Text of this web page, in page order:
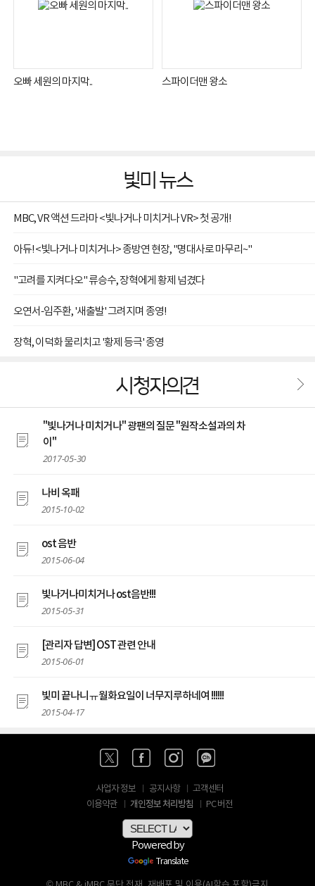
오빠 세원의 마지막.. 스파이더맨 왕소
빛미 뉴스
MBC, VR 액션 드라마 <빛나거나 미치거나 VR> 첫 공개!
아듀! <빛나거나 미치거나> 종방연 현장, "명대사로 마무리~"
"고려를 지켜다오" 류승수, 장혁에게 황제 넘겼다
오연서-임주환, '새출발' 그려지며 종영!
장혁, 이덕화 물리치고 '황제 등극' 종영
시청자의견
"빛나거나 미치거나" 광팬의 질문 "원작소설과의 차
이"
2017-05-30
나비 옥패
2015-10-02
ost 음반
2015-06-04
빛나거나미치거나 ost음반!!!
2015-05-31
[관리자 답변] OST 관련 안내
2015-06-01
빛미 끝나니ㅠ월화요일이 너무지루하네여 !!!!!!
2015-04-17
사업자 정보 공지사항
고객센터
이용약관
개인정보 처리방침 PC 버전
Powered by
Translate